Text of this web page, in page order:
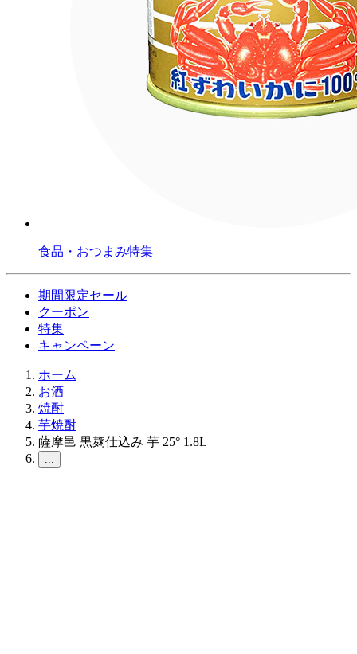
食品・おつまみ特集
期間限定セール
クーポン
特集
キャンペーン
ホーム
お酒
焼酎
芋焼酎
薩摩邑 黒麹仕込み 芋 25° 1.8L
...